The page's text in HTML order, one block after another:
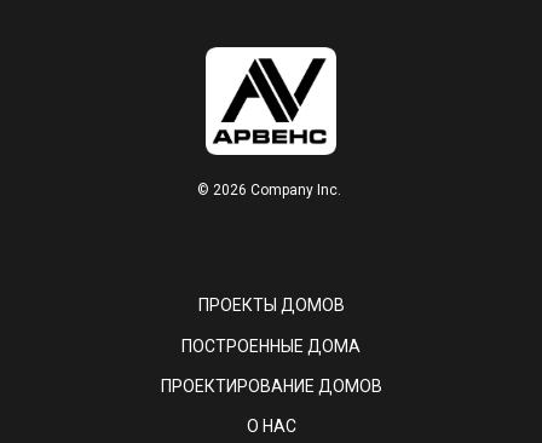
© 2026 Company Inc.
ПРОЕКТЫ ДОМОВ
ПОСТРОЕННЫЕ ДОМА
ПРОЕКТИРОВАНИЕ ДОМОВ
О НАС